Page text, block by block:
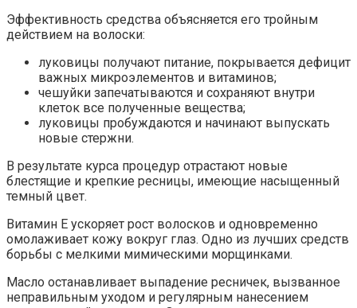
Эффективность средства объясняется его тройным
действием на волоски:
луковицы получают питание, покрывается дефицит
важных микроэлементов и витаминов;
чешуйки запечатываются и сохраняют внутри
клеток все полученные вещества;
луковицы пробуждаются и начинают выпускать
новые стержни.
В результате курса процедур отрастают новые
блестящие и крепкие ресницы, имеющие насыщенный
темный цвет.
Витамин E ускоряет рост волосков и одновременно
омолаживает кожу вокруг глаз. Одно из лучших средств
борьбы с мелкими мимическими морщинками.
Масло останавливает выпадение ресничек, вызванное
неправильным уходом и регулярным нанесением